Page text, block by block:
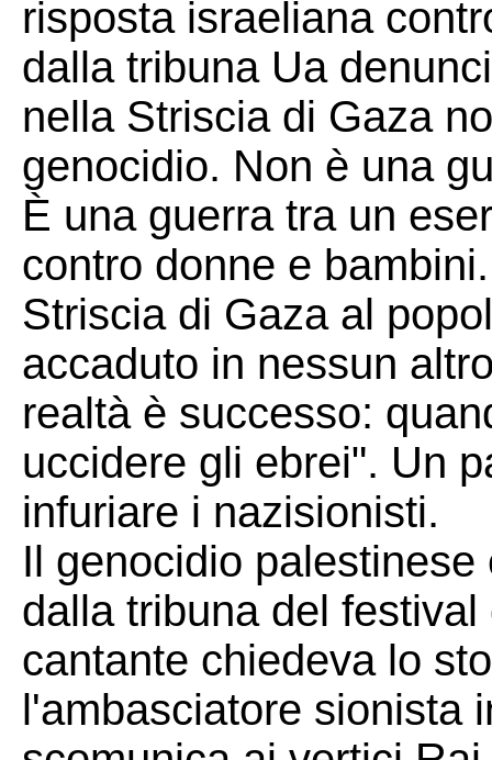
risposta israeliana
dalla tribuna Ua
nella Striscia di Gaza
genocidio. Non è una
È una guerra tra un
contro donne e
Striscia di Gaza al
accaduto in nessun
realtà è successo:
uccidere gli ebrei". Un
infuriare i nazisionisti.
Il genocidio
dalla tribuna del
cantante chiedeva lo
l'ambasciatore sionista